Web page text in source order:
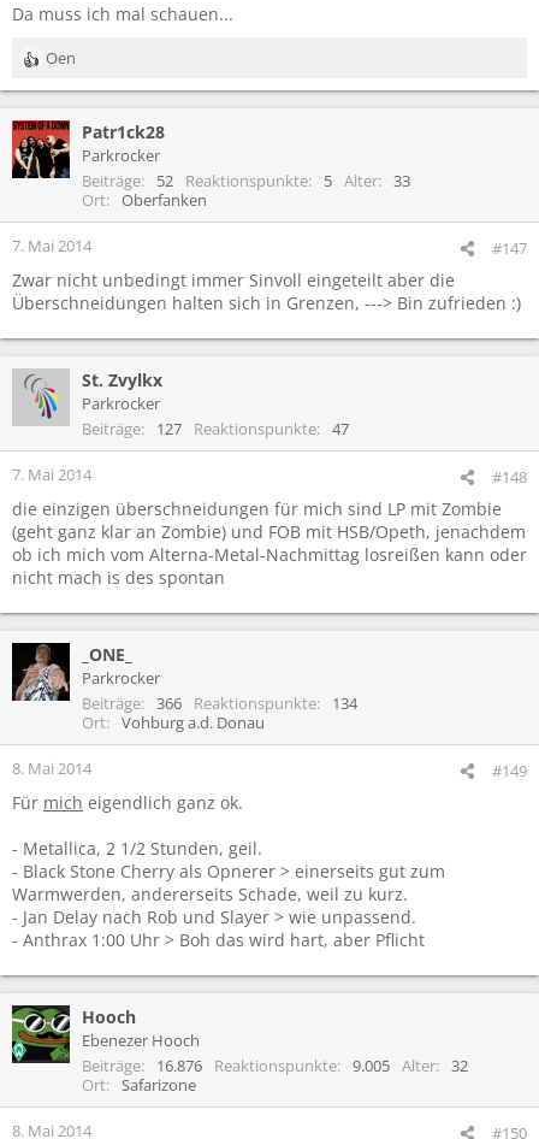
Da muss ich mal schauen...
R
e
k
t
i
n
:
Oen
Patr1ck28
Parkrocker
Beiträge
52 Reaktionspunkte 5 Alter
33
Ort
Oberfanken
7. Mai 2014 #147
Zwar nicht unbedingt immer Sinvoll eingeteilt aber die
Überschneidungen halten sich in Grenzen, ---> Bin zufrieden :)
St. Zvylkx
Parkrocker
Beiträge
127 Reaktionspunkte 47
7. Mai 2014 #148
die einzigen überschneidungen für mich sind LP mit Zombie
(geht ganz klar an Zombie) und FOB mit HSB/Opeth, jenachdem
ob ich mich vom Alterna-Metal-Nachmittag losreißen kann oder
nicht mach is des spontan
_ONE_
Parkrocker
Beiträge
366 Reaktionspunkte
134
Ort
Vohburg a.d. Donau
8. Mai 2014 #149
Für mich eigendlich ganz ok.
- Metallica, 2 1/2 Stunden, geil.
- Black Stone Cherry als Opnerer > einerseits gut zum
Warmwerden, andererseits Schade, weil zu kurz.
- Jan Delay nach Rob und Slayer > wie unpassend.
- Anthrax 1:00 Uhr > Boh das wird hart, aber Pflicht
Hooch
Ebenezer Hooch
Beiträge
16.876 Reaktionspunkte 9.005 Alter
32
Ort
Safarizone
8. Mai 2014 #150